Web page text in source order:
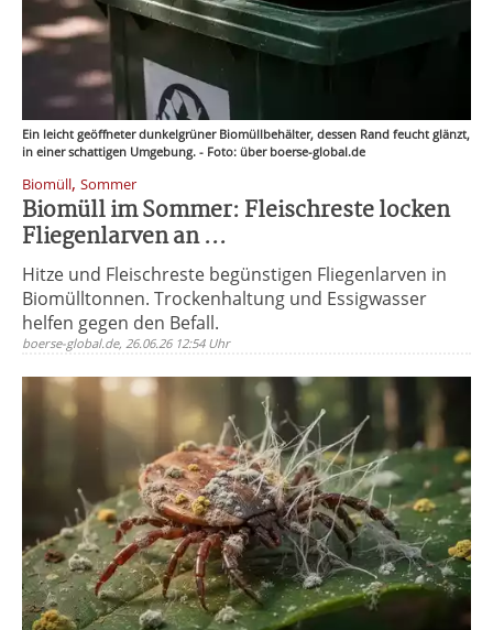
Ein leicht geöffneter dunkelgrüner Biomüllbehälter, dessen Rand feucht glänzt,
in einer schattigen Umgebung. - Foto: über boerse-global.de
Biomüll, Sommer
Biomüll im Sommer: Fleischreste locken
Fliegenlarven an ...
Hitze und Fleischreste begünstigen Fliegenlarven in
Biomülltonnen. Trockenhaltung und Essigwasser
helfen gegen den Befall.
boerse-global.de, 26.06.26 12:54 Uhr